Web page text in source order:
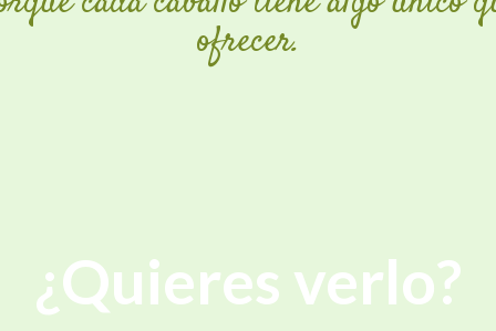
ofrecer.
¿Quieres verlo?